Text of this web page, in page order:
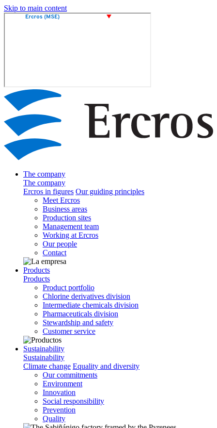
Skip to main content
The company
The company
Ercros in figures Our guiding principles
Meet Ercros
Business areas
Production sites
Management team
Working at Ercros
Our people
Contact
Products
Products
Product portfolio
Chlorine derivatives division
Intermediate chemicals division
Pharmaceuticals division
Stewardship and safety
Customer service
Sustainability
Sustainability
Climate change Equality and diversity
Our commitments
Environment
Innovation
Social responsibility
Prevention
Quality